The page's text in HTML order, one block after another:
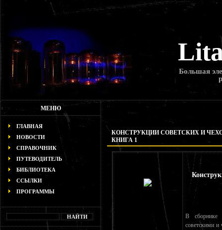
Большая
МЕНЮ
ГЛАВНАЯ
НОВОСТИ
СПРАВОЧНИК
ПУТЕВОДИТЕЛЬ
БИБЛИОТЕКА
ССЫЛКИ
ПРОГРАММЫ
КОНСТРУКЦИИ СОВЕТСКИХ И
КНИГА 1
В сборнике
советскими и